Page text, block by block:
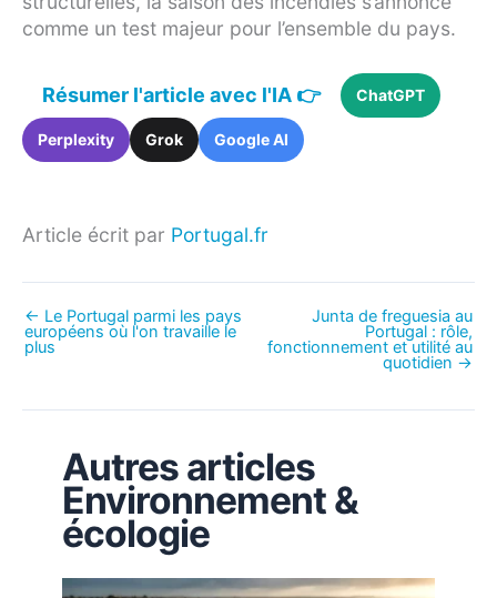
comme un test majeur pour l’ensemble du pays.
Résumer l'article avec l'IA 👉 ChatGPT
Perplexity Grok Google AI
Article écrit par Portugal.fr
← Le Portugal parmi les pays
européens où l'on travaille le
plus
Junta de freguesia au
Portugal : rôle,
fonctionnement et utilité au
quotidien →
Autres articles
Environnement &
écologie